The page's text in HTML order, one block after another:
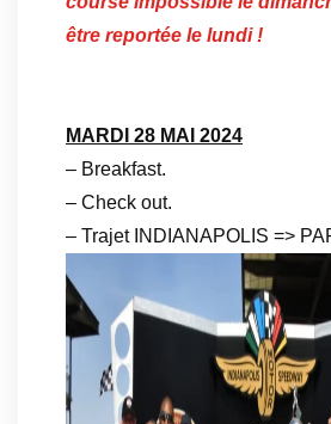
être reportée le lundi !
MARDI 28 MAI 2024
– Breakfast.
– Check out.
– Trajet INDIANAPOLIS =>